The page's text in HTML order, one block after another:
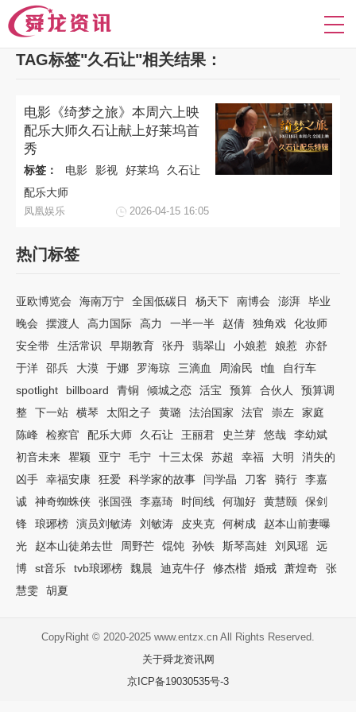
TAG标签"久石让"相关结果：
电影《绮梦之旅》本周六上映
配乐大师久石让献上好莱坞首
秀
标签： 电影 影视 好莱坞
久石让
配乐大师
凤凰娱乐 2026-04-15 16:05
热门标签
亚欧博览会 海南万宁 全国低碳日 杨天下 南博会 澎湃
毕业
晚会
摆渡人 高力国际 高力 一半一半 赵倩 独角戏
化妆师
安全带
生活常识 早期教育 张丹 翡翠山 小娘惹 娘惹
亦舒
于洋
邵兵 大漠 于娜 罗海琼 三滴血 周渝民 t恤
自行车
spotlight
billboard 青铜 倾城之恋 活宝 预算 合伙人
预算调
整
下一站 横琴 太阳之子 黄璐 法治国家 法官 崇左
家庭
陈峰
检察官 配乐大师 久石让 王丽君 史兰芽 悠哉
李幼斌
初音未来
瞿颖 亚宁 毛宁 十三太保 苏超 幸福 大明
消失的
凶手
幸福安康 狂爱 科学家的故事 闫学晶 刀客 骑行
李嘉
诚
神奇蜘蛛侠 张国强 李嘉琦 时间线 何珈好 黄慧颐
保剑
锋
琅琊榜 演员刘敏涛 刘敏涛 皮夹克 何树成
赵本山前妻曝
光
赵本山徒弟去世 周野芒 馄饨 孙铁 斯琴高娃 刘凤瑶
远
博
st音乐 tvb琅琊榜 魏晨 迪克牛仔 修杰楷 婚戒 萧煌奇
张
慧雯
胡夏
CopyRight © 2020-2025 www.entzx.cn All Rights Reserved.
关于舜龙资讯网
京ICP备19030535号-3